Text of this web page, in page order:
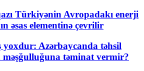
Türkiyənin Avropadakı enerji
əsas elementinə çevrilir
yoxdur: Azərbaycanda təhsil
məşğulluğuna təminat vermir?